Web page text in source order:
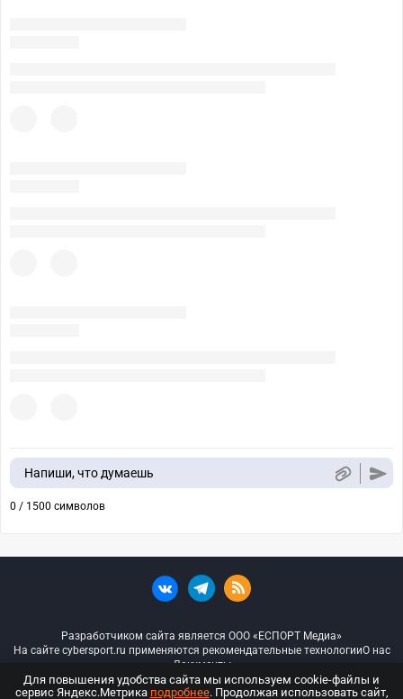
Напиши, что думаешь
0 / 1500 символов
Разработчиком сайта является ООО «ЕСПОРТ Медиа»
На сайте cybersport.ru применяются рекомендательные технологииО нас
Документы
© ООО «Киберспорт.ру» — Все права защищены
Для повышения удобства сайта мы используем cookie-файлы и
сервис Яндекс.Метрика подробнее. Продолжая использовать сайт,